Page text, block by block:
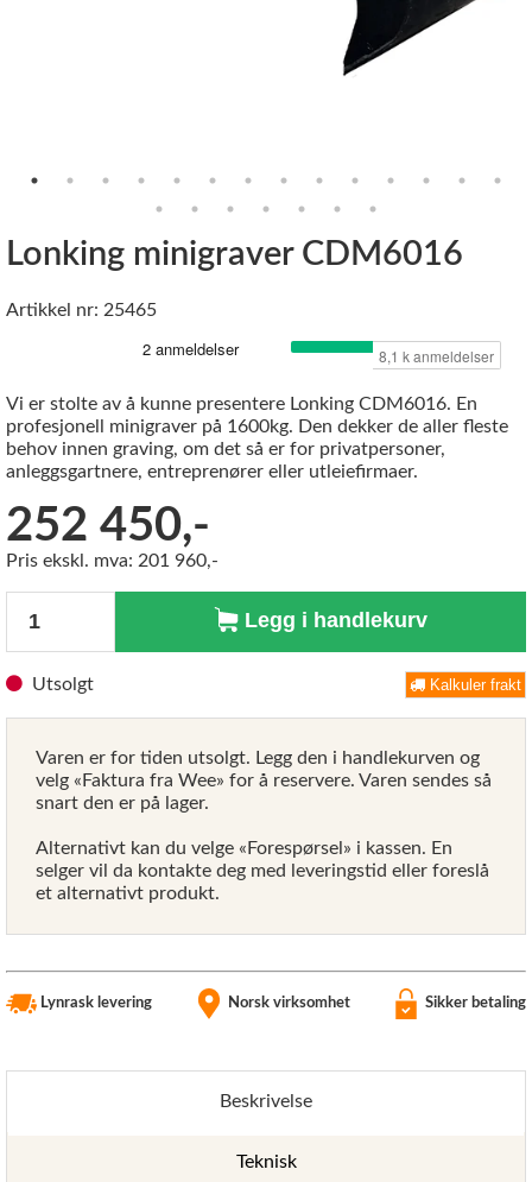
Lonking minigraver CDM6016
Artikkel nr: 25465
Vi er stolte av å kunne presentere Lonking CDM6016. En
profesjonell minigraver på 1600kg. Den dekker de aller fleste
behov innen graving, om det så er for privatpersoner,
anleggsgartnere, entreprenører eller utleiefirmaer.
252 450,-
Pris ekskl. mva: 201 960,-
Antall
Legg i handlekurv
Utsolgt Kalkuler frakt
Varen er for tiden utsolgt. Legg den i handlekurven og
velg «Faktura fra Wee» for å reservere. Varen sendes så
snart den er på lager.
Alternativt kan du velge «Forespørsel» i kassen. En
selger vil da kontakte deg med leveringstid eller foreslå
et alternativt produkt.
Lynrask levering Norsk virksomhet Sikker betaling
Beskrivelse
Teknisk